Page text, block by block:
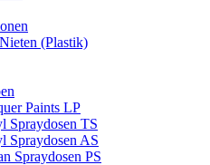
(Plastik)
Paints LP
Spraydosen TS
Spraydosen AS
Spraydosen PS